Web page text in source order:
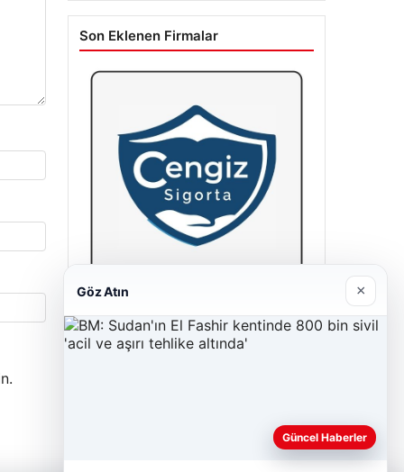
Son Eklenen Firmalar
Cengiz Sigorta
23/06/2026
Göz Atın ×
Güncel Haberler